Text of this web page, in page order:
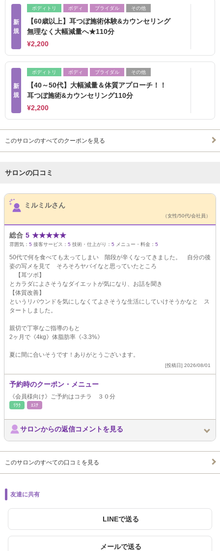
新
規
ボディトリ ボディ ブライダル その他
【60歳以上】耳つぼ施術体験&カウンセリング
無理なく大幅減量へ★110分
¥2,200
新
規
ボディトリ ボディ ブライダル その他
【40～50代】大幅減量＆体質アプローチ！！
耳つぼ施術&カウンセリング110分
¥2,200
このサロンのすべてのクーポンを見る
サロンの口コミ
サロンPick Up
ミルミルさん
（女性/50代/会社員）
総合 5 ★★★★★
雰囲気： 5 接客サービス： 5 技術・仕上がり： 5 メニュー・料金： 5
50代で何を食べても太ってしまい 階段が辛くなってきました。 自分の後
姿の写メを見て そろそろヤバイなと思っていたところ
【耳ツボ】
とカラダによさそうなダイエットが気になり、お話を聞き
【体質改善】
というリバウンドを気にしなくてよさそうな生活にしていけそうかなと ス
タートしました。
親切で丁寧なご指導のもと
2ヶ月で《4kg》体脂肪率《-3.3%》
夏に間に合いそうです！ありがとうございます。
[投稿日] 2026/08/01
予約時のクーポン・メニュー
《会員様向け》ご予約はコチラ ３０分
ﾘﾗｸ ｴｽﾃ
サロンからの返信コメントを見る
このサロンのすべての口コミを見る
友達に共有
LINEで送る
メールで送る